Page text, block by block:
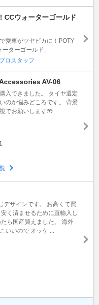
CCウォーターゴールド
愛車がツヤピカに！POTY
ターゴールド」
ロスタッフ
AV-06
入できました。 タイヤ選定
のか悩みどころです。 背景
でお願いします🤲
デザインです。 お高くて買
く済ませるために直輸入し
ら国産買えました。 海外
いいので オッケ ...